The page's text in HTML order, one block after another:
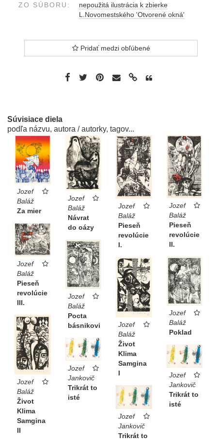
ZO SÚBORU:
nepoužitá ilustrácia k zbierke
L.Novomestského 'Otvorené okná'
Pridať medzi obľúbené
Súvisiace diela
podľa názvu, autora / autorky, tagov...
Jozef
Baláž
Za mier
Jozef
Baláž
Návrat
do oázy
Jozef
Baláž
Pieseň
revolúcie
I.
Jozef
Baláž
Pieseň
revolúcie
II.
Jozef
Baláž
Pieseň
revolúcie
III.
Jozef
Baláž
Pocta
básnikovi
Jozef
Baláž
Poklad
Jozef
Baláž
Život
Klima
Samgina
I
Jozef
Baláž
Život
Klima
Samgina
II
Jozef
Jankovič
Trikrát to
isté
Jozef
Jankovič
Trikrát to
isté
Jozef
Jankovič
Trikrát to